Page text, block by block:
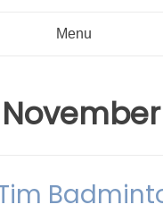
Menu